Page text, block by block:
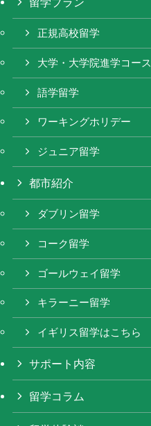
正規高校留学
大学・大学院進学コース
語学留学
ワーキングホリデー
ジュニア留学
都市紹介
ダブリン留学
コーク留学
ゴールウェイ留学
キラーニー留学
イギリス留学はこちら
サポート内容
留学コラム